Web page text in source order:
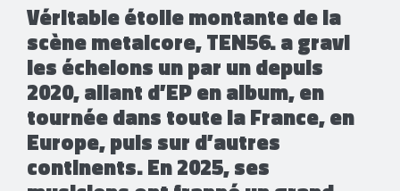
Véritable étoile montante de la
scène metalcore, TEN56. a gravi
les échelons un par un depuis
2020, allant d’EP en album, en
tournée dans toute la France, en
Europe, puis sur d’autres
continents. En 2025, ses